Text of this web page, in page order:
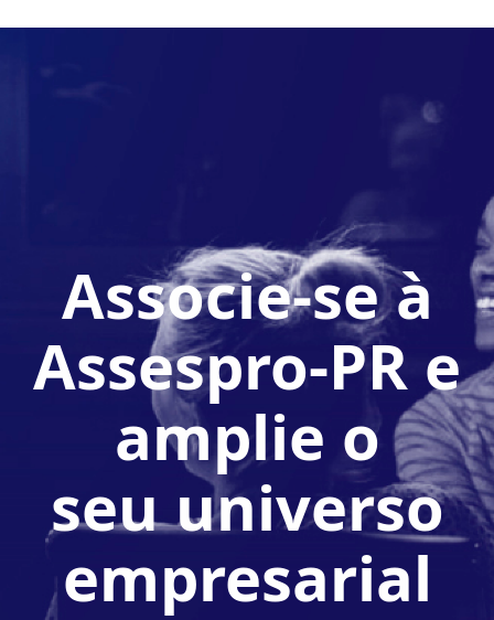
Associe-se à
Assespro-PR e
amplie o
seu universo
empresarial